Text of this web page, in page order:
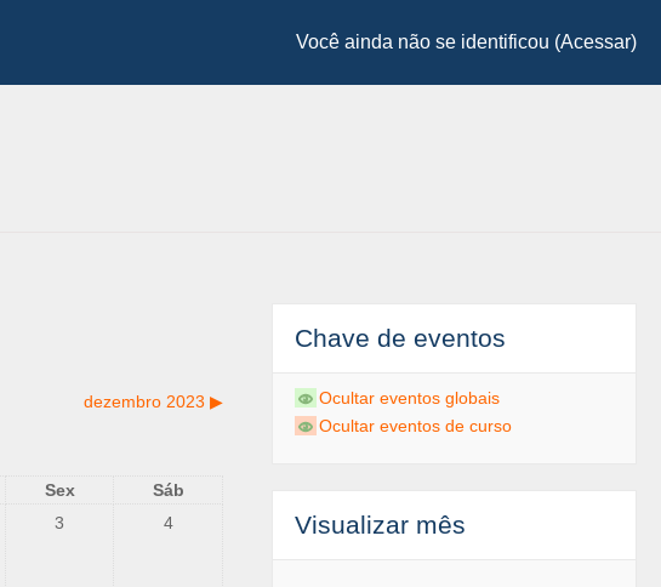
Você ainda não se identificou (Acessar)
dezembro 2023 ▶︎
Sex
Sáb
3 4
Chave de eventos
Ocultar eventos globais
Ocultar eventos de curso
Visualizar mês